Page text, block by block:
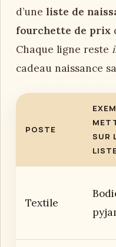
d’une liste de
fourchette de prix
Chaque ligne reste
cadeau naissance
POSTE
SUR
Textile